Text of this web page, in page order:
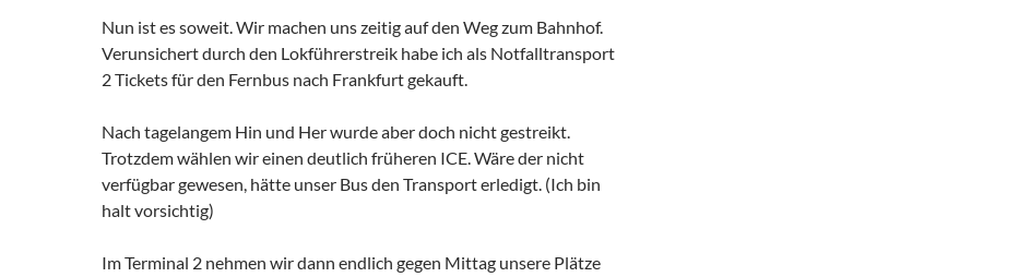
Nun ist es soweit. Wir machen uns zeitig auf den Weg zum Bahnhof.
Verunsichert durch den Lokführerstreik habe ich als Notfalltransport
2 Tickets für den Fernbus nach Frankfurt gekauft.
Nach tagelangem Hin und Her wurde aber doch nicht gestreikt.
Trotzdem wählen wir einen deutlich früheren ICE. Wäre der nicht
verfügbar gewesen, hätte unser Bus den Transport erledigt. (Ich bin
halt vorsichtig)
Im Terminal 2 nehmen wir dann endlich gegen Mittag unsere Plätze